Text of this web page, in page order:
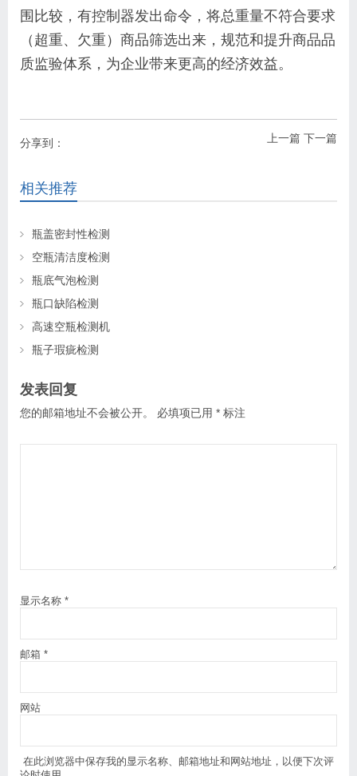
围比较，有控制器发出命令，将总重量不符合要求
（超重、欠重）商品筛选出来，规范和提升商品品
质监验体系，为企业带来更高的经济效益。
上一篇 下一篇
分享到：
相关推荐
瓶盖密封性检测
空瓶清洁度检测
瓶底气泡检测
瓶口缺陷检测
高速空瓶检测机
瓶子瑕疵检测
发表回复
您的邮箱地址不会被公开。 必填项已用 * 标注
显示名称 *
邮箱 *
网站
在此浏览器中保存我的显示名称、邮箱地址和网站地址，以便下次评